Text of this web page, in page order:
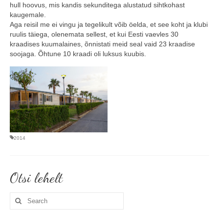
hull hoovus, mis kandis sekunditega alustatud sihtkohast
kaugemale.
Aga reisil me ei vingu ja tegelikult võib öelda, et see koht ja klubi
ruulis täiega, olenemata sellest, et kui Eesti vaevles 30
kraadises kuumalaines, õnnistati meid seal vaid 23 kraadise
soojaga. Õhtune 10 kraadi oli luksus kuubis.
2014
Otsi lehelt
Search
for: